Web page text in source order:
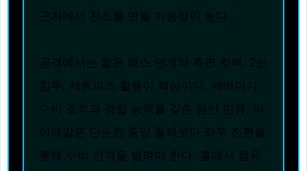
근처에서 찬스를 만들 가능성이 높다.
공격에서는 짧은 패스 연계와 측면 컷백, 2선
침투, 세트피스 활용이 핵심이다. 세비야가
수비 조직과 경합 능력을 갖춘 팀인 만큼, 비
야레알은 단순한 중앙 돌파보다 좌우 전환을
통해 수비 간격을 벌려야 한다. 홈에서 점유